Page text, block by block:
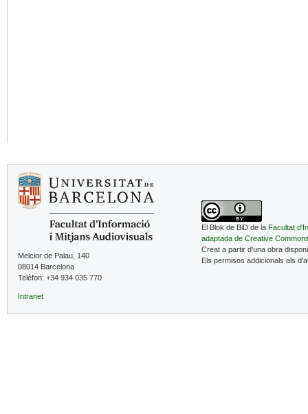
Melcior de Palau, 140
08014 Barcelona
Telèfon: +34 934 035 770
Intranet
El Blok de BiD de la Facultat
adaptada de Creative
Creat a partir d'una obra
Els permisos addicionals als